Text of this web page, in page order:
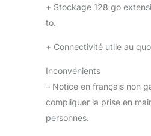
+ Stockage 128 go
to.
+ Connectivité utile au
Inconvénients
– Notice en français non
compliquer la prise en
personnes.